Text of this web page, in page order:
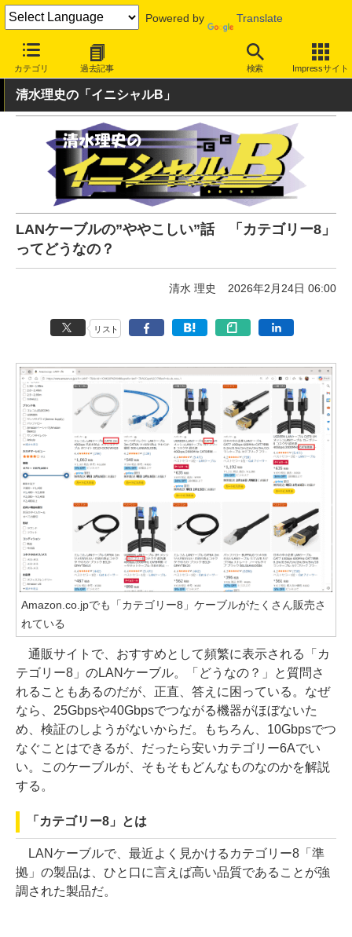
Powered by Translate
カテゴリ 過去記事 検索 Impressサイト
INTERNET Watch ハードウェア その他
清水理史の「イニシャルB」
LANケーブルの”ややこしい”話 「カテゴリー8」
ってどうなの？
清水 理史 2026年2月24日 06:00
リスト
Amazon.co.jpでも「カテゴリー8」ケーブルがたくさん販売さ
れている
通販サイトで、おすすめとして頻繁に表示される「カ
テゴリー8」のLANケーブル。「どうなの？」と質問さ
れることもあるのだが、正直、答えに困っている。なぜ
なら、25Gbpsや40Gbpsでつながる機器がほぼないた
め、検証のしようがないからだ。もちろん、10Gbpsでつ
なぐことはできるが、だったら安いカテゴリー6Aでい
い。このケーブルが、そもそもどんなものなのかを解説
する。
「カテゴリー8」とは
LANケーブルで、最近よく見かけるカテゴリー8「準
拠」の製品は、ひと口に言えば高い品質であることが強
調された製品だ。